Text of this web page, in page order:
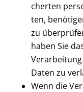
cher­ten
ten,
zu
haben Sie
Daten zu
Wenn die